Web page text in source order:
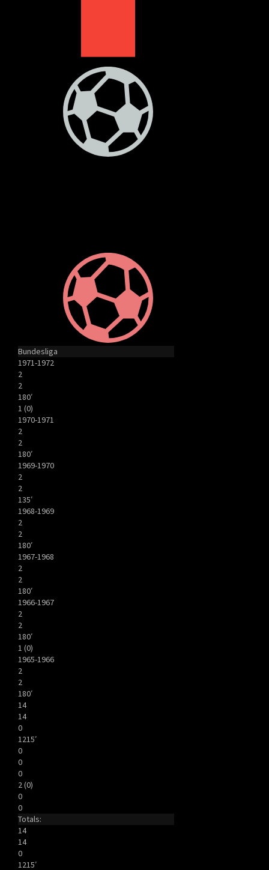
Bundesliga
1971-1972
2
2
180′
1 (0)
1970-1971
2
2
180′
1969-1970
2
2
135′
1968-1969
2
2
180′
1967-1968
2
2
180′
1966-1967
2
2
180′
1 (0)
1965-1966
2
2
180′
14
14
0
1215′
0
0
0
2 (0)
0
0
Totals:
14
14
0
1215′